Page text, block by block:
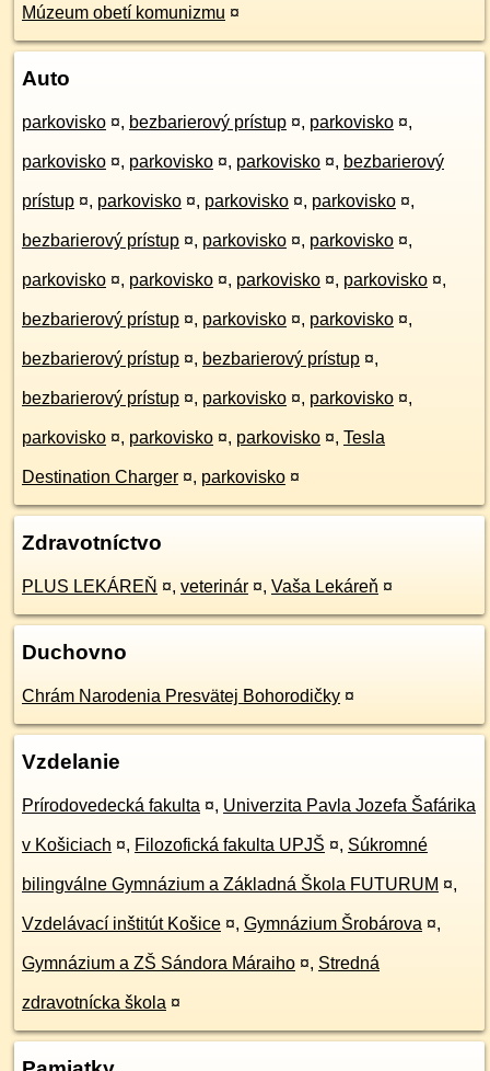
Múzeum obetí komunizmu ¤
Auto
parkovisko ¤, bezbarierový prístup ¤, parkovisko ¤,
parkovisko ¤, parkovisko ¤, parkovisko ¤, bezbarierový
prístup ¤, parkovisko ¤, parkovisko ¤, parkovisko ¤,
bezbarierový prístup ¤, parkovisko ¤, parkovisko ¤,
parkovisko ¤, parkovisko ¤, parkovisko ¤, parkovisko ¤,
bezbarierový prístup ¤, parkovisko ¤, parkovisko ¤,
bezbarierový prístup ¤, bezbarierový prístup ¤,
bezbarierový prístup ¤, parkovisko ¤, parkovisko ¤,
parkovisko ¤, parkovisko ¤, parkovisko ¤, Tesla
Destination Charger ¤, parkovisko ¤
Zdravotníctvo
PLUS LEKÁREŇ ¤, veterinár ¤, Vaša Lekáreň ¤
Duchovno
Chrám Narodenia Presvätej Bohorodičky ¤
Vzdelanie
Prírodovedecká fakulta ¤, Univerzita Pavla Jozefa Šafárika
v Košiciach ¤, Filozofická fakulta UPJŠ ¤, Súkromné
bilingválne Gymnázium a Základná Škola FUTURUM ¤,
Vzdelávací inštitút Košice ¤, Gymnázium Šrobárova ¤,
Gymnázium a ZŠ Sándora Máraiho ¤, Stredná
zdravotnícka škola ¤